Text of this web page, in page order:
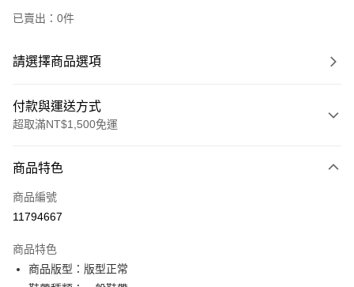
已賣出：0件
請選擇商品選項
付款與運送方式
超取滿NT$1,500免運
信用卡一次付款
信用卡分期付款
合作金庫商業銀行
華南商業銀行
超商取貨付款
商品特色
商品編號
11794667
商品特色
商品版型：版型正常